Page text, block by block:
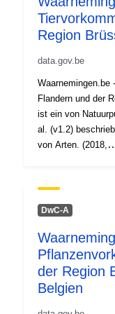
uriRef:
Prístupové
Region
data.gov.be
Waarnemingen.be
Flandern und der
ist ein von
al. (v1.2)
von Arten. (2018,
einheimischen
der Datenbank
Naturschutz-NGO
der Stichting
Standardisierte
lebenstadium,
DwC-A
der Region
Belgien